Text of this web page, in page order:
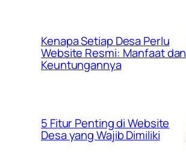
Kenapa Setiap Desa Perlu
Website Resmi: Manfaat dan
Keuntungannya
5 Fitur Penting di Website
Desa yang Wajib Dimiliki